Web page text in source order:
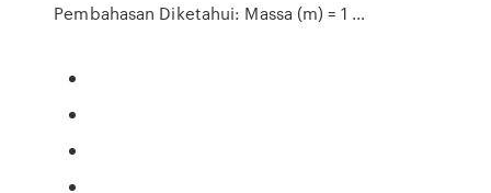
Pembahasan Diketahui: Massa (m) = 1 …